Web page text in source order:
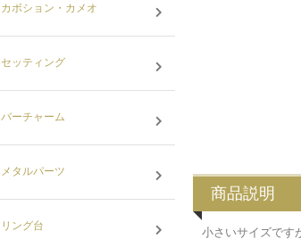
商品説明
小さいサイズです
カボション・カメオ
セッティング
バーチャーム
メタルパーツ
リング台